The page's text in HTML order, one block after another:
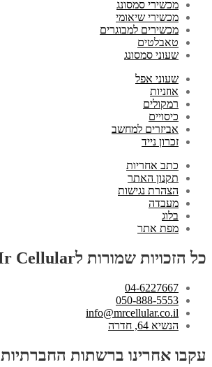
מכשירי סמסונג
מכשירי שיאומי
מכשירים למבוגרים
טאבלטים
שעוני סמסונג
שעוני אפל
אוזניות
רמקולים
כיסויים
אביזרים למחשב
זכרון נייד
כתב אחריות
תקנון האתר
הצהרת נגישות
מעבדה
בלוג
מפת אתר
כל הזכויות שמורות לMr Cellular
04-6227667
050-888-5553
info@mrcellular.co.il
הנשיא 64, חדרה
עקבו אחרינו ברשתות החברתיות